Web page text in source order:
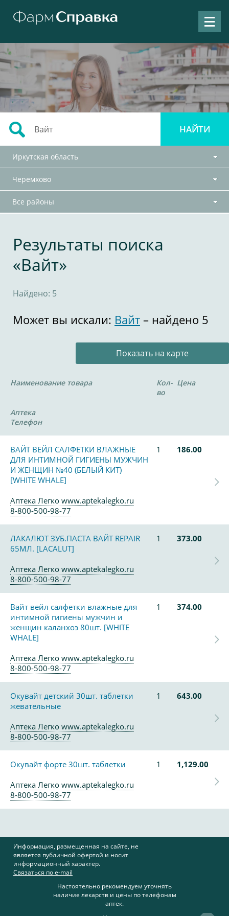
Иркутская область
Черемхово
Все районы
Результаты поиска
«Вайт»
Найдено: 5
Может вы искали: Вайт – найдено 5
Показать на карте
Наименование товара
Кол-
во
Цена
Аптека
Телефон
ВАЙТ ВЕЙЛ САЛФЕТКИ ВЛАЖНЫЕ
ДЛЯ ИНТИМНОЙ ГИГИЕНЫ МУЖЧИН
И ЖЕНЩИН №40 (БЕЛЫЙ КИТ)
[WHITE WHALE]
1 186.00
Аптека Легко www.aptekalegko.ru
8-800-500-98-77
ЛАКАЛЮТ ЗУБ.ПАСТА ВАЙТ REPAIR
65МЛ. [LACALUT]
1 373.00
Аптека Легко www.aptekalegko.ru
8-800-500-98-77
Вайт вейл салфетки влажные для
интимной гигиены мужчин и
женщин каланхоэ 80шт. [WHITE
WHALE]
1 374.00
Аптека Легко www.aptekalegko.ru
8-800-500-98-77
Окувайт детский 30шт. таблетки
жевательные
1 643.00
Аптека Легко www.aptekalegko.ru
8-800-500-98-77
Окувайт форте 30шт. таблетки 1
1,129.00
Аптека Легко www.aptekalegko.ru
8-800-500-98-77
Информация, размещенная на сайте, не
является публичной офертой и носит
информационный характер.
Связаться по e-mail
Настоятельно рекомендуем уточнять
наличие лекарств и цены по телефонам
аптек.